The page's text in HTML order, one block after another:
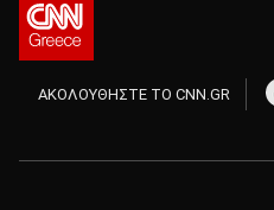
ΑΚΟΛΟΥΘΗΣΤΕ ΤΟ CNN.GR